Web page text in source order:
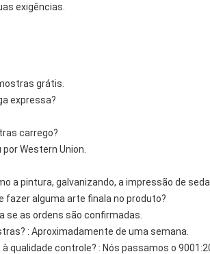
exigências.
grátis.
expressa?
carrego?
Western Union.
a pintura, galvanizando, a impressão de
fazer alguma arte finala no produto?
se as ordens são confirmadas.
: Aproximadamente de uma semana.
qualidade controle? : Nós passamos o